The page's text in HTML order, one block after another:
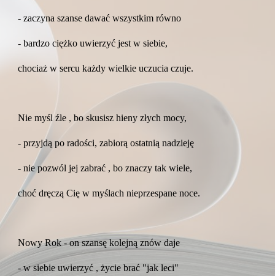
- zaczyna szanse dawać wszystkim równo
- bardzo ciężko uwierzyć jest w siebie,
chociaż w sercu każdy wielkie uczucia czuje.
Nie myśl źle , bo skusisz hieny złych mocy,
- przyjdą po radości, zabiorą ostatnią nadzieję
- nie pozwól jej zabrać , bo znaczy tak wiele,
choć dręczą Cię w myślach nieprzespane noce.
Nowy Rok - on szansę kolejną znów daje
- w siebie uwierzyć , życie brać "jak leci"